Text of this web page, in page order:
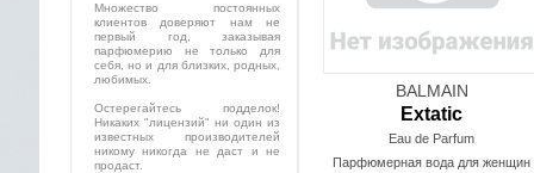
BALMAIN
Extatic
Eau de Parfum
Парфюмерная вода для женщин
Множество постоянных
клиентов доверяют нам не
первый год, заказывая
парфюмерию не только для
себя, но и для близких, родных,
любимых.
Остерегайтесь подделок!
Никаких "лицензий" ни один из
известных производителей
никому никогда не даст и не
продаст.